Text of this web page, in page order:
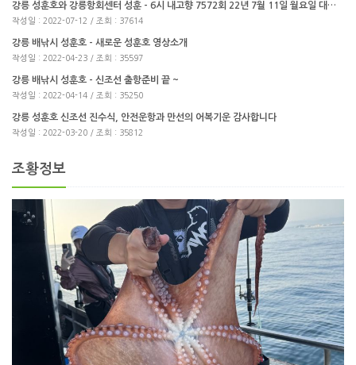
강릉 성훈호와 강릉항회센터 성훈 - 6시 내고향 7572회 22년 7월 11일 월요일 대구요리와 물회로!!
작성일 : 2022-07-12 / 조회 : 37614
강릉 배낚시 성훈호 - 새로운 성훈호 영상소개
작성일 : 2022-04-23 / 조회 : 35597
강릉 배낚시 성훈호 - 신조선 출항준비 끝 ~
작성일 : 2022-04-14 / 조회 : 35250
강릉 성훈호 신조선 진수식, 안전운항과 만선의 어복기운 감사합니다
작성일 : 2022-03-20 / 조회 : 35812
조황정보